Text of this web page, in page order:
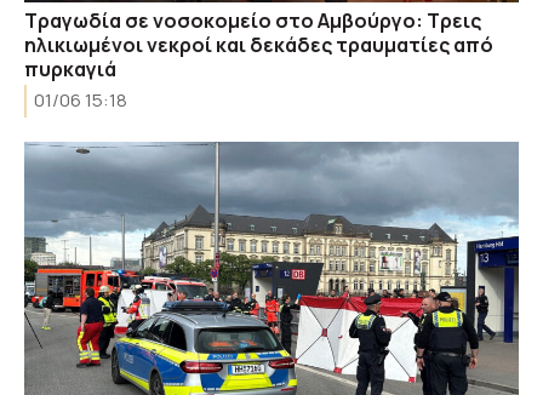
Τραγωδία σε νοσοκομείο στο Αμβούργο: Τρεις
ηλικιωμένοι νεκροί και δεκάδες τραυματίες από
πυρκαγιά
01/06 15:18